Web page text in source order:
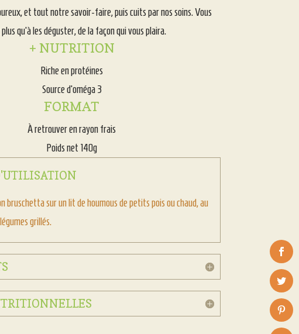
et tout notre savoir-faire, puis cuits par nos soins. Vous
plus qu’à les déguster, de la façon qui vous plaira.
+ NUTRITION
Riche en protéines
Source d’oméga 3
FORMAT
À retrouver en rayon frais
Poids net 140g
bruschetta sur un lit de houmous de petits pois ou chaud, au
grillés.